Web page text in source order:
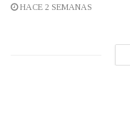
HACE 2 SEMANAS